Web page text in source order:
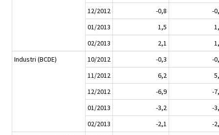
12/2012
-0,8
-
01/2013
1,5
02/2013
2,1
Industri (BCDE)
10/2012 -0,3
-
11/2012
6,2
12/2012
-6,9
-
01/2013
-3,2
-
02/2013
-2,1
-